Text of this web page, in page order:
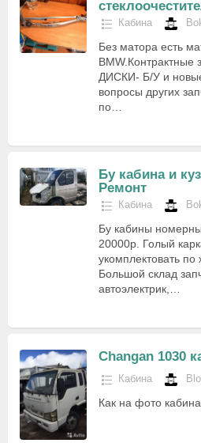
Кабина
Без матора есть
ДИСКИ- Б/У и
вопросы других
по…
Бу кабина и
Ремонт
Кабина
Бу кабины
20000р. Голый
укомплектовать
Большой склад
автоэлектрик,…
Changan 1030
Кабина
Как на фото